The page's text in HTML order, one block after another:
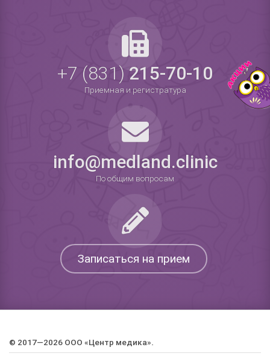
+7 (831)215-70-10
Приемная и регистратура
info@medland.clinic
По общим вопросам
Записаться на прием
© 2017—2026 ООО «Центр медика».